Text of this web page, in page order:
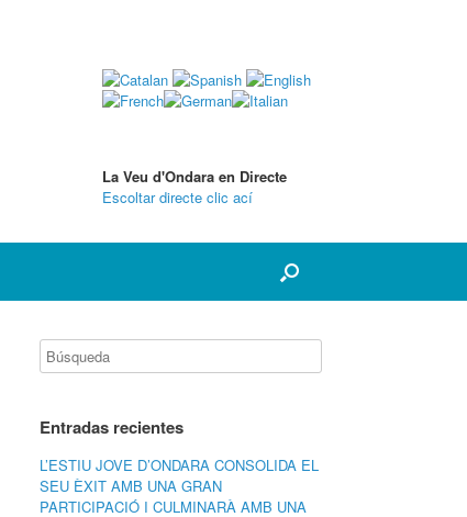
La Veu d'Ondara en Directe
Escoltar directe clic ací
Entradas recientes
L’ESTIU JOVE D’ONDARA CONSOLIDA EL
SEU ÈXIT AMB UNA GRAN
PARTICIPACIÓ I CULMINARÀ AMB UNA